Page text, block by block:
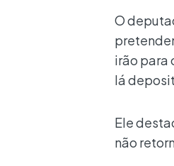
O
irão para
lá
Ele
não